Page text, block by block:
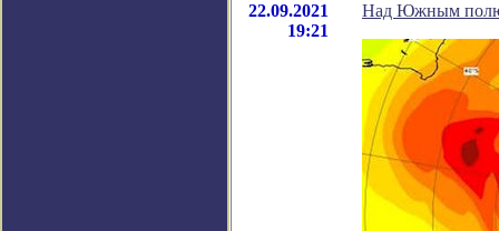
22.09.2021
19:21
Над Южным